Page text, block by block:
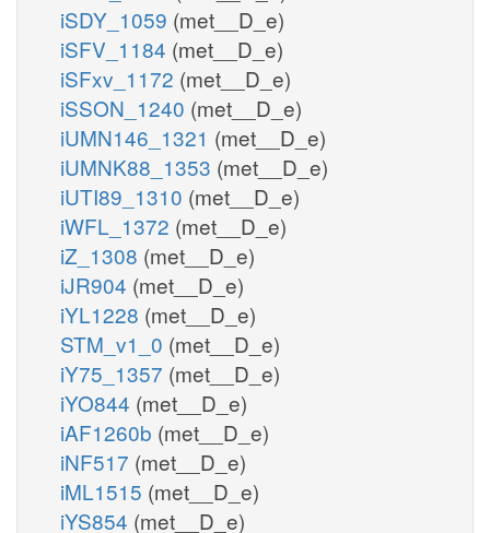
iSDY_1059 (met__D_e)
iSFV_1184 (met__D_e)
iSFxv_1172 (met__D_e)
iSSON_1240 (met__D_e)
iUMN146_1321 (met__D_e)
iUMNK88_1353 (met__D_e)
iUTI89_1310 (met__D_e)
iWFL_1372 (met__D_e)
iZ_1308 (met__D_e)
iJR904 (met__D_e)
iYL1228 (met__D_e)
STM_v1_0 (met__D_e)
iY75_1357 (met__D_e)
iYO844 (met__D_e)
iAF1260b (met__D_e)
iNF517 (met__D_e)
iML1515 (met__D_e)
iYS854 (met__D_e)